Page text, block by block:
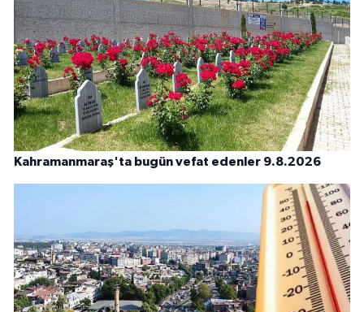
Kahramanmaraş'ta bugün vefat edenler 9.8.2026